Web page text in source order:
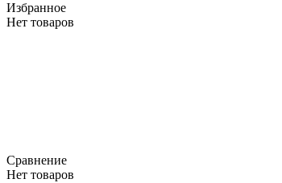
Избранное
Нет товаров
Сравнение
Нет товаров